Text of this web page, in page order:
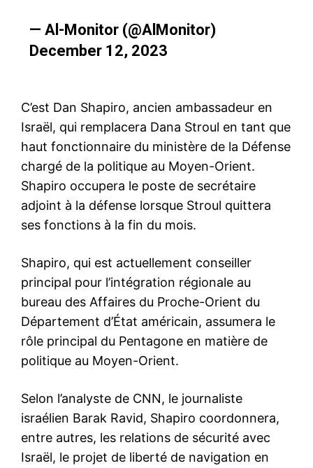
— Al-Monitor (@AlMonitor)
December 12, 2023
C’est Dan Shapiro, ancien ambassadeur en
Israël, qui remplacera Dana Stroul en tant que
haut fonctionnaire du ministère de la Défense
chargé de la politique au Moyen-Orient.
Shapiro occupera le poste de secrétaire
adjoint à la défense lorsque Stroul quittera
ses fonctions à la fin du mois.
Shapiro, qui est actuellement conseiller
principal pour l’intégration régionale au
bureau des Affaires du Proche-Orient du
Département d’État américain, assumera le
rôle principal du Pentagone en matière de
politique au Moyen-Orient.
Selon l’analyste de CNN, le journaliste
israélien Barak Ravid, Shapiro coordonnera,
entre autres, les relations de sécurité avec
Israël, le projet de liberté de navigation en